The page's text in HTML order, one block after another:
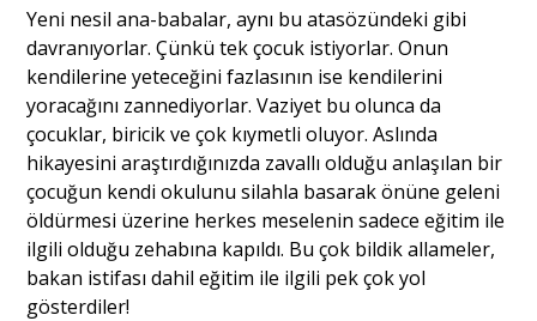
Portre
Yazarlar
Eğitim
Yeni nesil ana-babalar, aynı bu atasözündeki gibi
davranıyorlar. Çünkü tek çocuk istiyorlar. Onun
kendilerine yeteceğini fazlasının ise kendilerini
yoracağını zannediyorlar. Vaziyet bu olunca da
çocuklar, biricik ve çok kıymetli oluyor. Aslında
hikayesini araştırdığınızda zavallı olduğu anlaşılan bir
çocuğun kendi okulunu silahla basarak önüne geleni
öldürmesi üzerine herkes meselenin sadece eğitim ile
ilgili olduğu zehabına kapıldı. Bu çok bildik allameler,
bakan istifası dahil eğitim ile ilgili pek çok yol
gösterdiler!